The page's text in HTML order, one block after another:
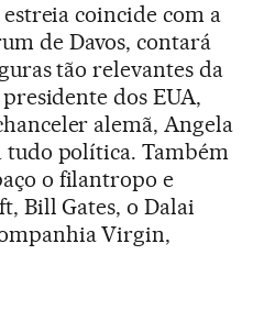
coincide com a
de Davos, contará
tão relevantes da
dos EUA,
alemã, Angela
tudo política. Também
o filantropo e
Bill Gates, o Dalai
Virgin,